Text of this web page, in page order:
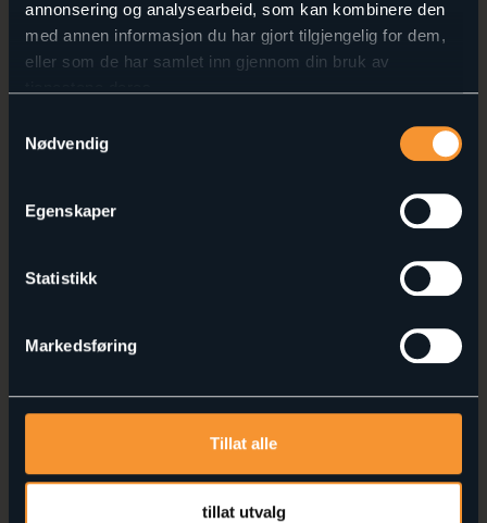
annonsering og analysearbeid, som kan kombinere den
med annen informasjon du har gjort tilgjengelig for dem,
eller som de har samlet inn gjennom din bruk av
Nødvendig
Egenskaper
Statistikk
Markedsføring
Tillat alle
tillat utvalg
Du kan lese mer omTrygg AI her.
FRA KAOS TIL KONTROLL